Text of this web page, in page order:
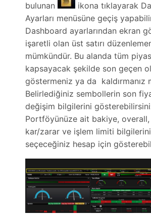
bulunan
ikona tıklayarak
Ayarları menüsüne geçiş
Dashboard ayarlarından ekran
işaretli olan üst satırı
mümkündür. Bu alanda tüm
kapsayacak şekilde son geçen
göstermeniz ya da kaldırmanız
Belirlediğiniz sembollerin son
değişim bilgilerini
Portföyünüze ait bakiye, overall,
kar/zarar ve işlem limiti
seçeceğiniz hesap için